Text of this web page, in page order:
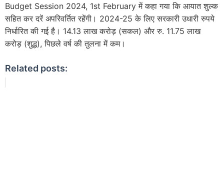
Budget Session 2024, 1st February में कहा गया कि आयात शुल्क
सहित कर दरें अपरिवर्तित रहेंगी। 2024-25 के लिए सरकारी उधारी रुपये
निर्धारित की गई है। 14.13 लाख करोड़ (सकल) और रु. 11.75 लाख
करोड़ (शुद्ध), पिछले वर्ष की तुलना में कम।
Related posts: